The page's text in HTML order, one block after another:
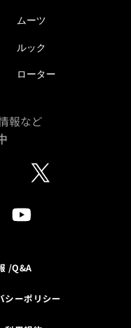
ムーツ
ルック
ローター
報など
/Q&A
シーポリシー